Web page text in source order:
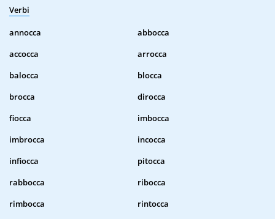
Verbi
annocca
abbocca
accocca
arrocca
balocca
blocca
brocca
dirocca
fiocca
imbocca
imbrocca
incocca
infiocca
pitocca
rabbocca
ribocca
rimbocca
rintocca